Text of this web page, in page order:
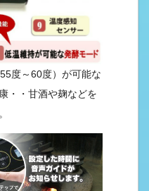
度～60度）が可能な
・・甘酒や麹などを